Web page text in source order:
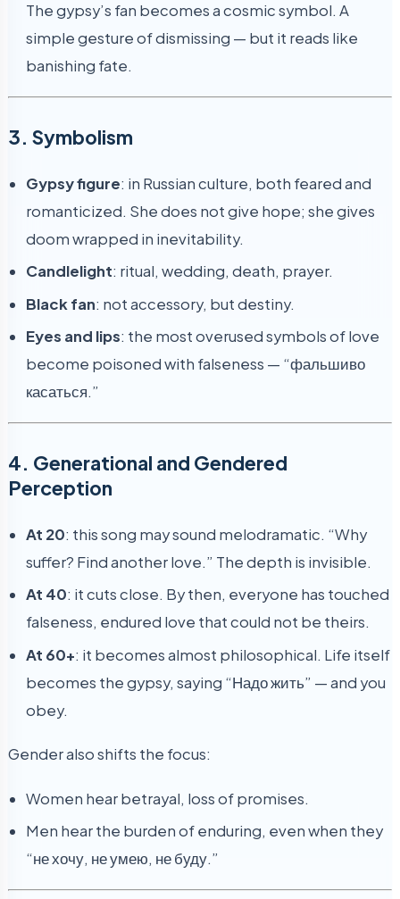
The gypsy’s fan becomes a cosmic symbol. A
simple gesture of dismissing — but it reads like
banishing fate.
3. Symbolism
Gypsy figure: in Russian culture, both feared and
romanticized. She does not give hope; she gives
doom wrapped in inevitability.
Candlelight: ritual, wedding, death, prayer.
Black fan: not accessory, but destiny.
Eyes and lips: the most overused symbols of love
become poisoned with falseness — “фальшиво
касаться.”
4. Generational and Gendered
Perception
At 20: this song may sound melodramatic. “Why
suffer? Find another love.” The depth is invisible.
At 40: it cuts close. By then, everyone has touched
falseness, endured love that could not be theirs.
At 60+: it becomes almost philosophical. Life itself
becomes the gypsy, saying “Надо жить” — and you
obey.
Gender also shifts the focus:
Women hear betrayal, loss of promises.
Men hear the burden of enduring, even when they
“не хочу, не умею, не буду.”